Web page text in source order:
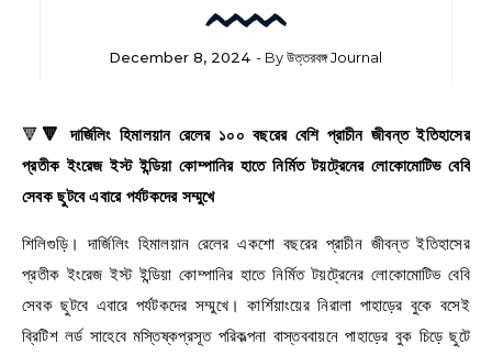
December 8, 2024 - Byউত্তরবঙ্গ Journal
🔻🔻 দার্জিলিং হিমালয়ান রেলের ১০০ বছরের বেশি প্রাচীন জীবন্ত ইতিহাসের
প্রতীক ইংরেজ ইস্ট ইন্ডিয়া কোম্পানির হাতে নির্মিত টয়ট্রেনের লোকোমোটিভ বেবি
সেবক ছুটবে এবারে পর্যটকদের সম্মুখে
শিলিগুড়ি। দার্জিলিং হিমালয়ান রেলের একশো বছরের প্রাচীন জীবন্ত ইতিহাসের
প্রতীক ইংরেজ ইস্ট ইন্ডিয়া কোম্পানির হাতে নির্মিত টয়ট্রেনের লোকোমোটিভ বেবি
সেবক ছুটবে এবারে পর্যটকদের সম্মুখে। কার্শিয়াংয়ের নিরালা পাহাড়ের বুকে বসেই
ব্রিটিশ লর্ড সাহেবে মস্তিষ্কপ্রসূত পরিকল্পনা বাস্তববায়নে পাহাড়ের বুক চিড়ে ছুটে